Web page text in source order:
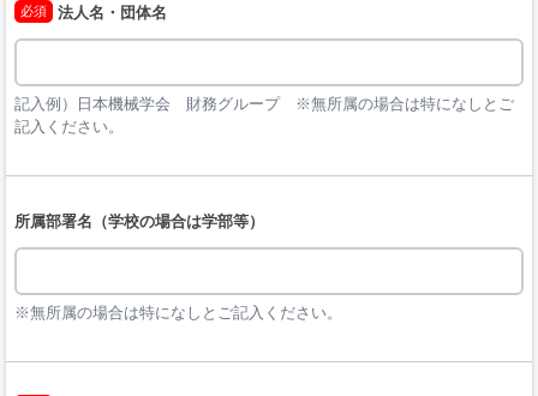
必須 法人名・団体名
記入例）日本機械学会　財務グループ　※無所属の場合は特になしとご
記入ください。
所属部署名（学校の場合は学部等）
※無所属の場合は特になしとご記入ください。